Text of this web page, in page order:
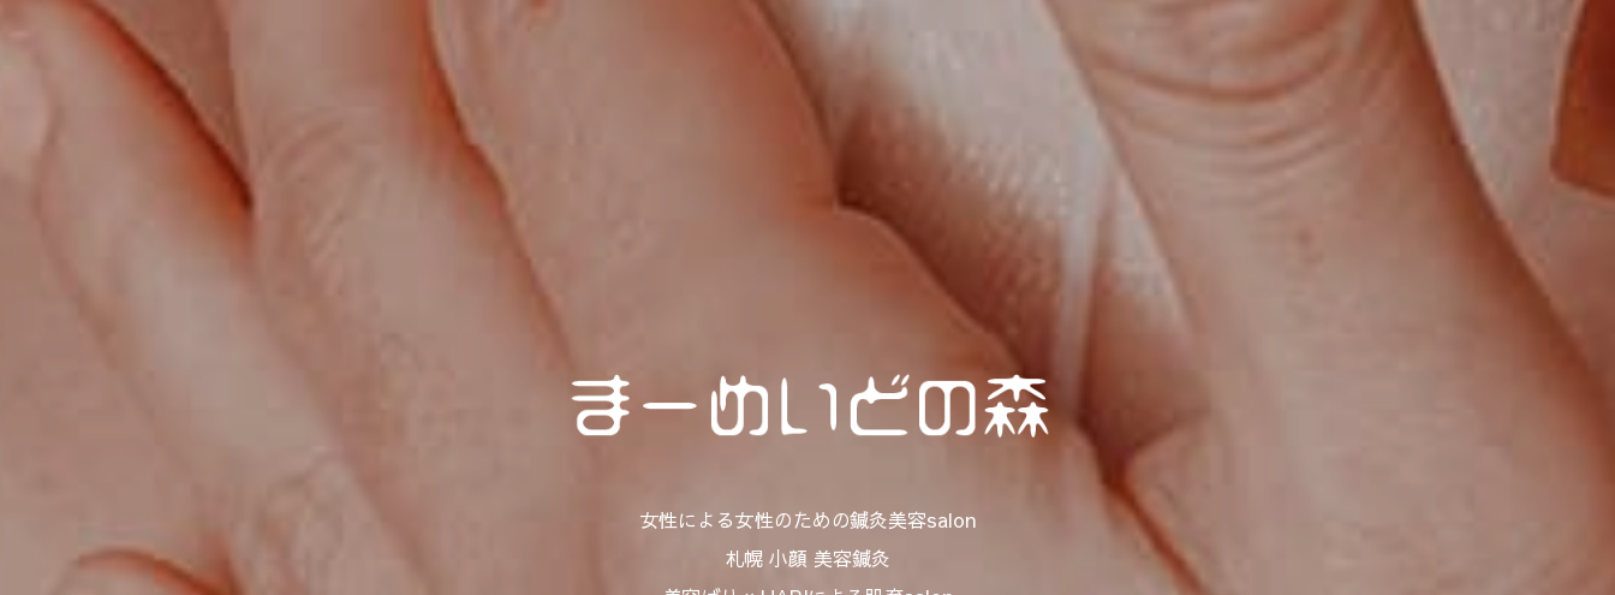
女性による女性のための鍼灸美容salon
札幌 小顔 美容鍼灸